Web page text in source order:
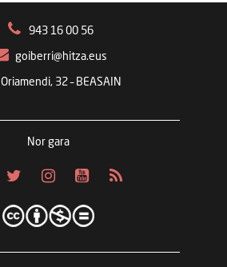
943 16 00 56
goiberri@hitza.eus
Oriamendi, 32 – BEASAIN
Nor gara